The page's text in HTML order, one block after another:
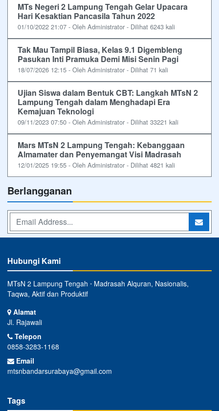
MTs Negeri 2 Lampung Tengah Gelar Upacara
Hari Kesaktian Pancasila Tahun 2022
01/10/2022 21:07 - Oleh Administrator - Dilihat 6243 kali
Tak Mau Tampil Biasa, Kelas 9.1 Digembleng
Pasukan Inti Pramuka Demi Misi Senin Pagi
18/07/2026 12:15 - Oleh Administrator - Dilihat 71 kali
Ujian Siswa dalam Bentuk CBT: Langkah MTsN 2
Lampung Tengah dalam Menghadapi Era
Kemajuan Teknologi
09/11/2023 07:50 - Oleh Administrator - Dilihat 33221 kali
Mars MTsN 2 Lampung Tengah: Kebanggaan
Almamater dan Penyemangat Visi Madrasah
12/01/2025 19:55 - Oleh Administrator - Dilihat 4821 kali
Berlangganan
Hubungi Kami
MTsN 2 Lampung Tengah ⋅ Madrasah Alquran, Nasionalis,
Taqwa, Aktif dan Produktif
Alamat
Jl. Rajawali
Telepon
0858-3283-1168
Email
mtsnbandarsurabaya@gmail.com
Tags